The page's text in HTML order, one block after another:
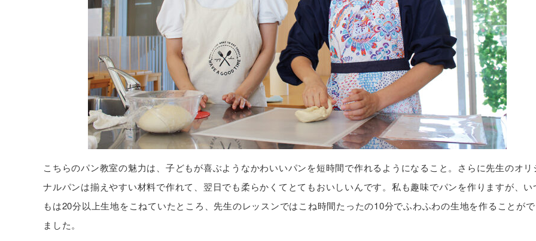
こちらのパン教室の魅力は、子どもが喜ぶようなかわいいパンを短時間で作れるようになること。さらに先生のオリ
ナルパンは揃えやすい材料で作れて、翌日でも柔らかくてとてもおいしいんです。私も趣味でパンを作りますが、い
もは20分以上生地をこねていたところ、先生のレッスンではこね時間たったの10分でふわふわの生地を作ることが
ました。